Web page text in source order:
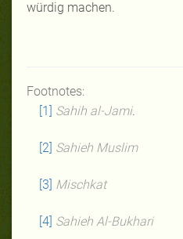
würdig machen.
Footnotes:
[1] Sahih al-Jami.
[2] Sahieh Muslim
[3] Mischkat
[4] Sahieh Al-Bukhari